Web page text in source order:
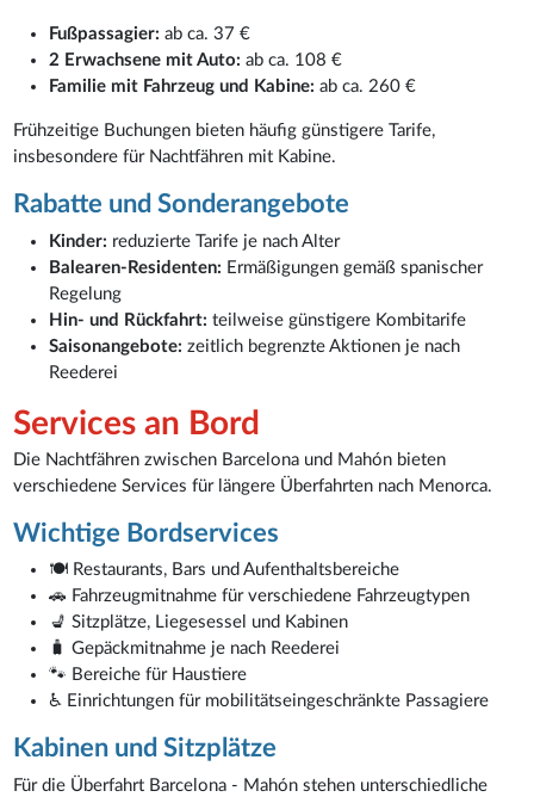
Fußpassagier: ab ca. 37 €
2 Erwachsene mit Auto: ab ca. 108 €
Familie mit Fahrzeug und Kabine: ab ca. 260 €
Frühzeitige Buchungen bieten häufig günstigere Tarife,
insbesondere für Nachtfähren mit Kabine.
Rabatte und Sonderangebote
Kinder: reduzierte Tarife je nach Alter
Balearen-Residenten: Ermäßigungen gemäß spanischer
Regelung
Hin- und Rückfahrt: teilweise günstigere Kombitarife
Saisonangebote: zeitlich begrenzte Aktionen je nach
Reederei
Services an Bord
Die Nachtfähren zwischen Barcelona und Mahón bieten
verschiedene Services für längere Überfahrten nach Menorca.
Wichtige Bordservices
🍽️ Restaurants, Bars und Aufenthaltsbereiche
🚗 Fahrzeugmitnahme für verschiedene Fahrzeugtypen
💺 Sitzplätze, Liegesessel und Kabinen
🧳 Gepäckmitnahme je nach Reederei
🐾 Bereiche für Haustiere
♿ Einrichtungen für mobilitätseingeschränkte Passagiere
Kabinen und Sitzplätze
Für die Überfahrt Barcelona - Mahón stehen unterschiedliche